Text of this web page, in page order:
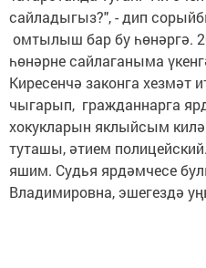
сайладыгыз?", - дип
омтылыш бар бу һөнәргә.
һөнәрне сайлаганыма
Киресенчә законга хезмәт
чыгарып, гражданнарга
хокукларын яклыйсым
туташы, әтием
яшим. Судья ярдәмчесе
Владимировна, эшегездә